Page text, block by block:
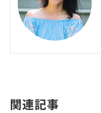
関連記事